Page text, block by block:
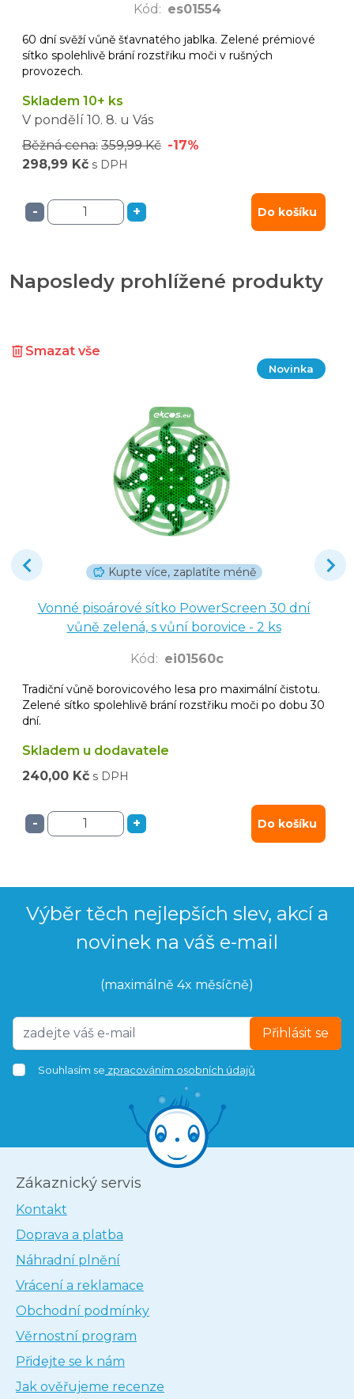
Kód : es01554
60 dní svěží vůně šťavnatého jablka. Zelené prémiové
sítko spolehlivě brání rozstřiku moči v rušných
provozech.
Skladem 10+ ks
V pondělí 10. 8. u Vás
Běžná cena: 359,99 Kč -17%
298,99 Kč s DPH
- + Do košíku
Naposledy prohlížené produkty
Smazat vše
Novinka
Kupte více, zaplatíte méně
Vonné pisoárové sítko PowerScreen 30 dní
vůně zelená, s vůní borovice - 2 ks
Kód : ei01560c
Tradiční vůně borovicového lesa pro maximální čistotu.
Zelené sítko spolehlivě brání rozstřiku moči po dobu 30
dní.
Skladem u dodavatele
240,00 Kč s DPH
- + Do košíku
Výběr těch nejlepších slev, akcí a
novinek na váš e-mail
(maximálně 4x měsíčně)
Přihlásit se
Souhlasím se zpracováním osobních údajů
Zákaznický servis
Kontakt
Doprava a platba
Náhradní plnění
Vrácení a reklamace
Obchodní podmínky
Věrnostní program
Přidejte se k nám
Jak ověřujeme recenze